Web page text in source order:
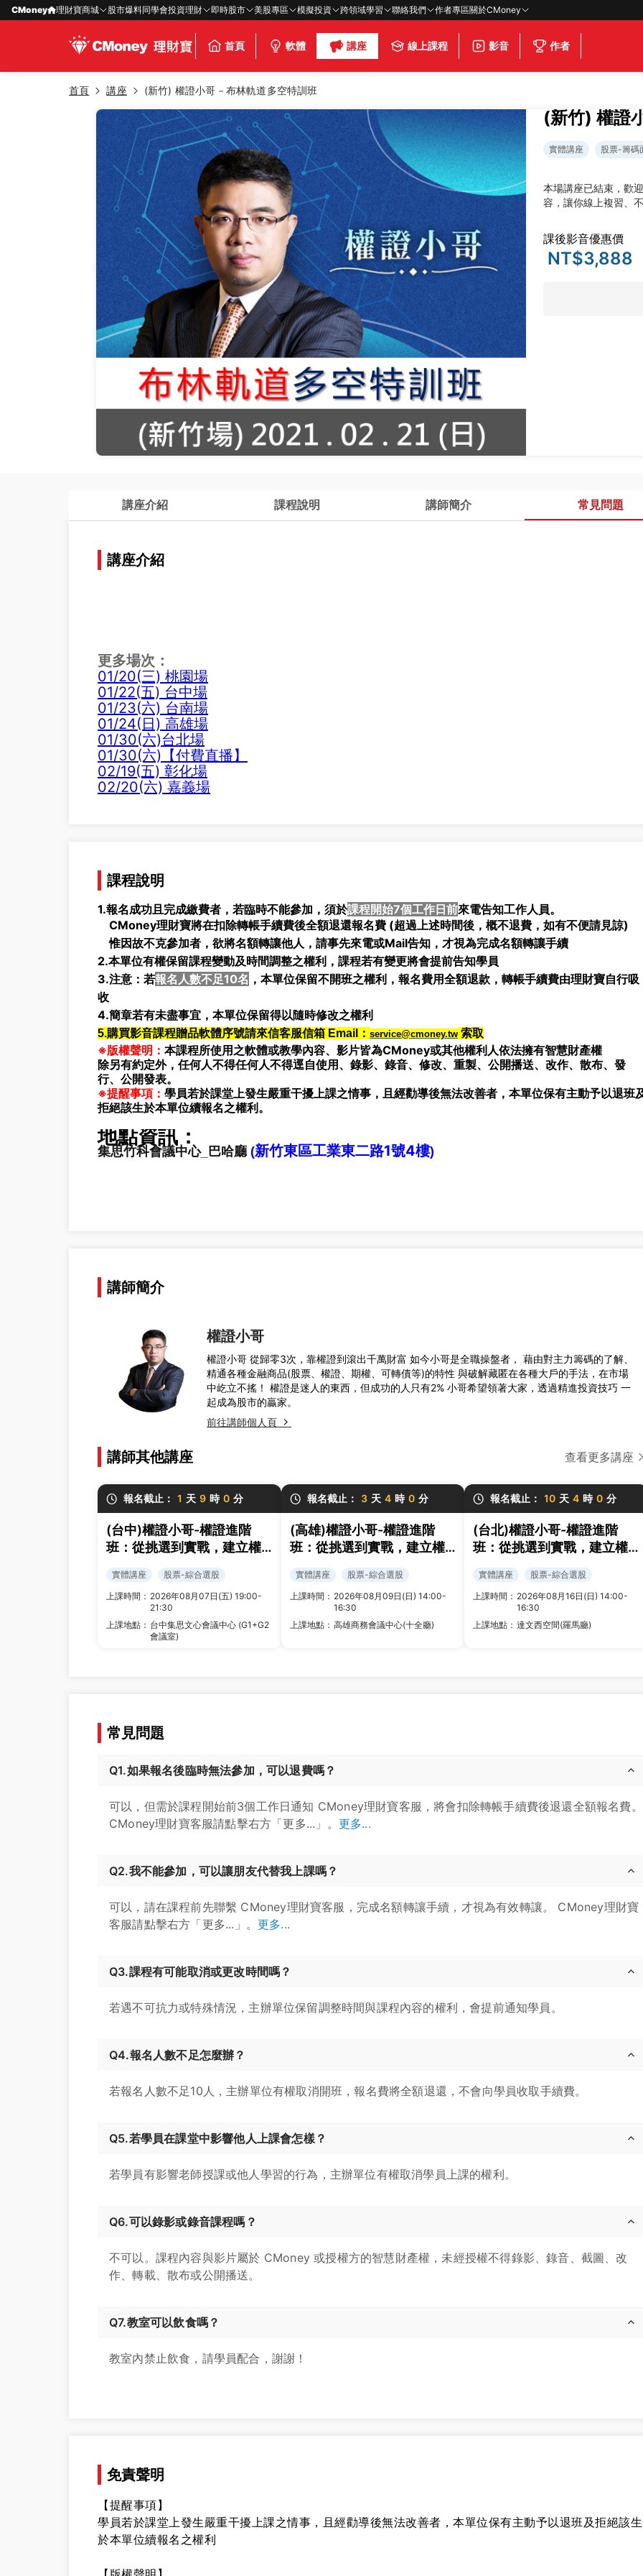
CMoney 理財寶商城 股市爆料同學會投資理財 即時股市 美股專區 模擬投資 跨領域學習 聯絡我們 作者專區關於CMoney
首頁 軟體 講座 線上課程 影音 作者
首頁 講座 (新竹) 權證小哥－布林軌道多空特訓班
(新竹) 權證
實體講座 股票-籌碼
本場講座已結束，歡
容，讓你線上複習、
課後影音優惠價
NT$3,888
講座介紹 課程說明 講師簡介 常見問題
講座介紹
更多場次：
01/20(三) 桃園場
01/22(五) 台中場
01/23(六) 台南場
01/24(日) 高雄場
01/30(六)台北場
01/30(六)【付費直播】
02/19(五) 彰化場
02/20(六) 嘉義場
課程說明
1.報名成功且完成繳費者，若臨時不能參加，須於課程開始7個工作日前來電告知工作人員。
CMoney理財寶將在扣除轉帳手續費後全額退還報名費 (超過上述時間後，概不退費，如有不便請見諒)
惟因故不克參加者，欲將名額轉讓他人，請事先來電或Mail告知，才視為完成名額轉讓手續
2.本單位有權保留課程變動及時間調整之權利，課程若有變更將會提前告知學員
3.注意：若報名人數不足10名 ，本單位保留不開班之權利，報名費用全額退款，轉帳手續費由理財寶自行吸
收
4.簡章若有未盡事宜，本單位保留得以隨時修改之權利
5.購買影音課程贈品軟體序號請來信客服信箱 Email： service@cmoney.tw 索取
※版權聲明： 本課程所使用之軟體或教學內容、影片皆為CMoney或其他權利人依法擁有智慧財產權
除另有約定外，任何人不得任何人不得逕自使用、錄影、錄音、修改、重製、公開播送、改作、散布、發
行、公開發表。
※提醒事項： 學員若於課堂上發生嚴重干擾上課之情事，且經勸導後無法改善者，本單位保有主動予以退班
拒絕該生於本單位續報名之權利。
地點資訊：
集思竹科會議中心_巴哈廳 (新竹東區工業東二路1號4樓)
講師簡介
權證小哥
權證小哥 從歸零3次，靠權證到滾出千萬財富 如今小哥是全職操盤者， 藉由對主力籌碼的了解、
精通各種金融商品(股票、權證、期權、可轉債等)的特性 與破解藏匿在各種大戶的手法，在市場
中屹立不搖！ 權證是迷人的東西，但成功的人只有2% 小哥希望領著大家，透過精進投資技巧 一
起成為股市的贏家。
前往講師個人頁
講師其他講座 查看更多講座
報名截止： 1 天 9 時 0 分
(台中)權證小哥-權證進階
班：從挑選到實戰，建立權
實體講座
股票-綜合選股
上課時間： 2026年08月07日(五) 19:00-
21:30
上課地點： 台中集思文心會議中心 (G1+G2
會議室)
報名截止： 3 天 4 時 0 分
(高雄)權證小哥-權證進階
班：從挑選到實戰，建立權
實體講座
股票-綜合選股
上課時間： 2026年08月09日(日) 14:00-
16:30
上課地點： 高雄商務會議中心(十全廳)
報名截止： 10 天 4 時 0 分
(台北)權證小哥-權證進階
班：從挑選到實戰，建立權
實體講座
股票-綜合選股
上課時間： 2026年08月16日(日) 14:00-
16:30
上課地點： 達文西空間(羅馬廳)
常見問題
Q1.如果報名後臨時無法參加，可以退費嗎？
可以，但需於課程開始前3個工作日通知 CMoney理財寶客服，將會扣除轉帳手續費後退還全額報名費。
CMoney理財寶客服請點擊右方「更多...」。 更多...
Q2.我不能參加，可以讓朋友代替我上課嗎？
可以，請在課程前先聯繫 CMoney理財寶客服，完成名額轉讓手續，才視為有效轉讓。 CMoney理財寶
客服請點擊右方「更多...」。 更多...
Q3.課程有可能取消或更改時間嗎？
若遇不可抗力或特殊情況，主辦單位保留調整時間與課程內容的權利，會提前通知學員。
Q4.報名人數不足怎麼辦？
若報名人數不足10人，主辦單位有權取消開班，報名費將全額退還，不會向學員收取手續費。
Q5.若學員在課堂中影響他人上課會怎樣？
若學員有影響老師授課或他人學習的行為，主辦單位有權取消學員上課的權利。
Q6.可以錄影或錄音課程嗎？
不可以。課程內容與影片屬於 CMoney 或授權方的智慧財產權，未經授權不得錄影、錄音、截圖、改
作、轉載、散布或公開播送。
Q7.教室可以飲食嗎？
教室內禁止飲食，請學員配合，謝謝！
免責聲明
【提醒事項】
學員若於課堂上發生嚴重干擾上課之情事，且經勸導後無法改善者，本單位保有主動予以退班及拒絕該生
於本單位續報名之權利